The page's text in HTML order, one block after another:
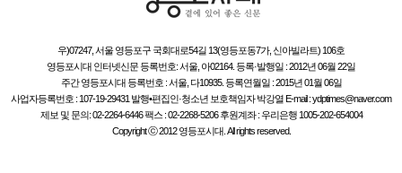
우)07247, 서울 영등포구 국회대로54길 13(영등포동7가, 신아빌라트) 106호
영등포시대 인터넷신문 등록번호: 서울, 아02164. 등록·발행일 : 2012년 06월 22일
주간 영등포시대 등록번호 : 서울, 다10935. 등록연월일 : 2015년 01월 06일
사업자등록번호 : 107-19-29431 발행•편집인·청소년 보호책임자 박강열 E-mail : ydptimes@naver.com
제보 및 문의: 02-2264-6446 팩스 : 02-2268-5206 후원계좌 : 우리은행 1005-202-654004
Copyright ⓒ 2012 영등포시대. All rights reserved.